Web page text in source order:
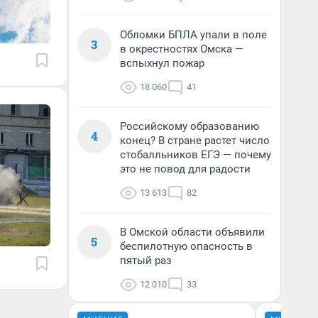
3
Обломки БПЛА упали в поле
в окрестностях Омска —
вспыхнул пожар
18 060 41
4
Российскому образованию
конец? В стране растет число
стобалльников ЕГЭ — почему
это не повод для радости
13 613 82
5
В Омской области объявили
беспилотную опасность в
пятый раз
12 010 33